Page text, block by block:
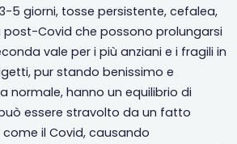
5 giorni, tosse persistente, cefalea,
Covid che possono prolungarsi
vale per i più anziani e i fragili in
pur stando benissimo e
normale, hanno un equilibrio di
essere stravolto da un fatto
il Covid, causando